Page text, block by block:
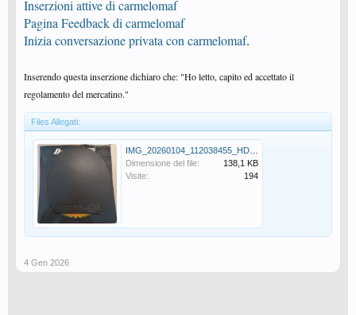
Inserzioni attive di carmelomaf
Pagina Feedback di carmelomaf
Inizia conversazione privata con carmelomaf.
Inserendo questa inserzione dichiaro che: "Ho letto, capito ed accettato il
regolamento del mercatino."
Files Allegati:
Dimensione del file:
138,1 KB
Visite:
194
4 Gen 2026